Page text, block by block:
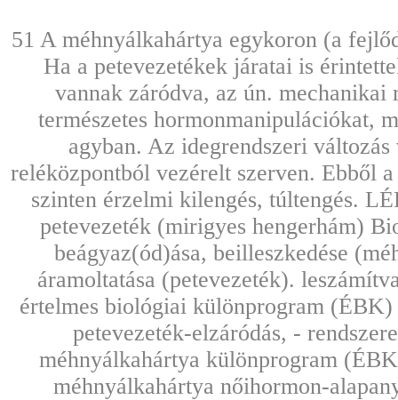
51 A méhnyálkahártya egykoron (a
Ha a petevezetékek járatai is
vannak záródva, az ún. mechanikai
természetes hormonmanipulációkat,
agyban. Az idegrendszeri
reléközpontból vezérelt szerven. Ebből
szinten érzelmi kilengés, túltengés.
petevezeték (mirigyes hengerhám)
beágyaz(ód)ása, beilleszkedése
áramoltatása (petevezeték).
értelmes biológiai különprogram (ÉBK)
petevezeték-elzáródás, -
méhnyálkahártya különprogram
méhnyálkahártya nőihormon-